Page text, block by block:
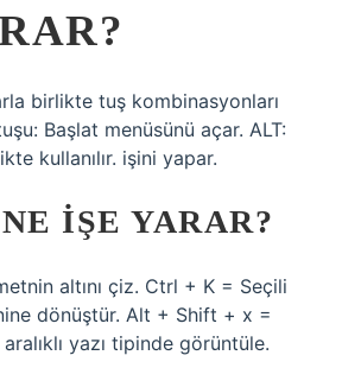
birlikte tuş kombinasyonları
Başlat menüsünü açar. ALT:
kullanılır. işini yapar.
IŞE YARAR?
altını çiz. Ctrl + K = Seçili
dönüştür. Alt + Shift + x =
yazı tipinde görüntüle.